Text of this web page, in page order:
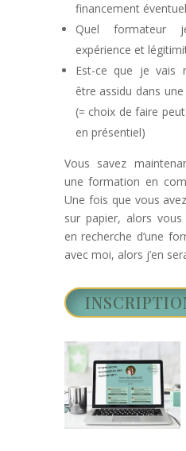
financement
Quel formateur
expérience et
Est-ce que je vais
être assidu dans
(= choix de faire
en présentiel)
Vous savez
une formation en
Une fois que vous
sur papier, alors
en recherche d’une
avec moi, alors j’en